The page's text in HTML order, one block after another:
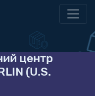
центр
(U.S.